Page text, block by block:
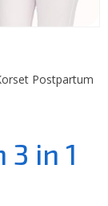
Postpartum
in 1